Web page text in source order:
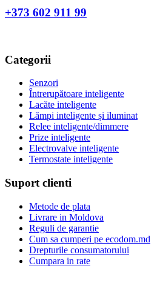
+373 602 911 99
Categorii
Senzori
Întrerupătoare inteligente
Lacăte inteligente
Lămpi inteligente și iluminat
Relee inteligente/dimmere
Prize inteligente
Electrovalve inteligente
Termostate inteligente
Suport clienti
Metode de plata
Livrare in Moldova
Reguli de garantie
Cum sa cumperi pe ecodom.md
Drepturile consumatorului
Cumpara in rate